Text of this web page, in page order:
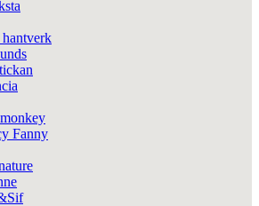
Fanny